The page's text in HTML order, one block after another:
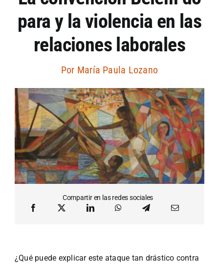
Artículos por autor
Artículos por sección
para y la violencia en las
relaciones laborales
Por María Paula Lozano
Compartir en las redes sociales
¿Qué puede explicar este ataque tan drástico contra